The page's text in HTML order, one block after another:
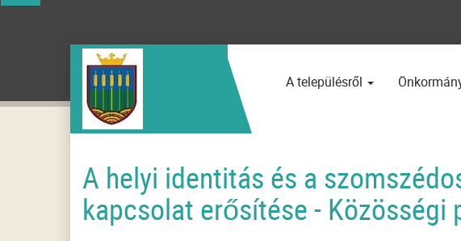
A településről
A helyi identitás és a
kapcsolat erősítése - Közösségi